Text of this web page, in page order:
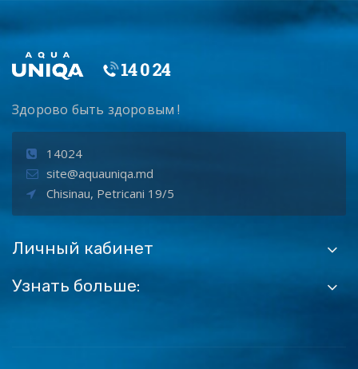
Здорово быть здоровым !
14024
site@aquauniqa.md
Chisinau, Petricani 19/5
Личный кабинет
Узнать больше: